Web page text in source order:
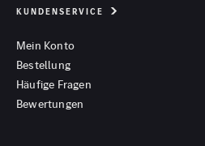
KUNDENSERVICE
Mein Konto
Bestellung
Häufige Fragen
Bewertungen